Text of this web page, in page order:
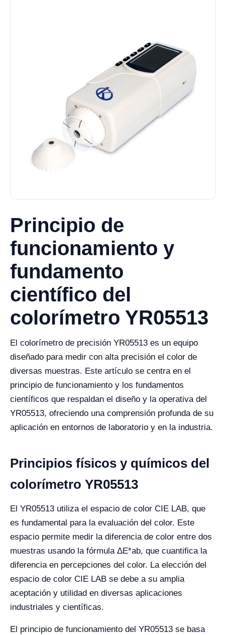
Principio de
funcionamiento y
fundamento
científico del
colorímetro YR05513
El colorímetro de precisión YR05513 es un equipo
diseñado para medir con alta precisión el color de
diversas muestras. Este artículo se centra en el
principio de funcionamiento y los fundamentos
científicos que respaldan el diseño y la operativa del
YR05513, ofreciendo una comprensión profunda de su
aplicación en entornos de laboratorio y en la industria.
Principios físicos y químicos del
colorímetro YR05513
El YR05513 utiliza el espacio de color CIE LAB, que
es fundamental para la evaluación del color. Este
espacio permite medir la diferencia de color entre dos
muestras usando la fórmula ΔE*ab, que cuantifica la
diferencia en percepciones del color. La elección del
espacio de color CIE LAB se debe a su amplia
aceptación y utilidad en diversas aplicaciones
industriales y científicas.
El principio de funcionamiento del YR05513 se basa